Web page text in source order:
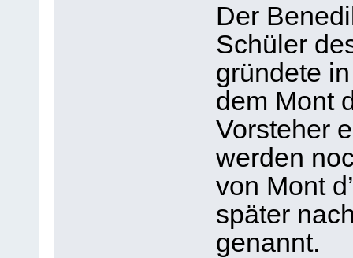
Der
Schüler
gründete
dem Mont
Vorsteher
werden
von Mont
später
genannt.